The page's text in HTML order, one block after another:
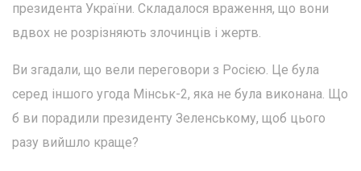
президента України. Складалося враження, що вони
вдвох не розрізняють злочинців і жертв.
Ви згадали, що вели переговори з Росією. Це була
серед іншого угода Мінськ-2, яка не була виконана. Що
б ви порадили президенту Зеленському, щоб цього
разу вийшло краще?